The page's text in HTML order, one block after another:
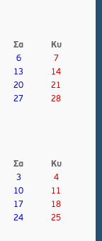
Σα
Κυ
6
7
13
14
20
21
27
28
Σα
Κυ
3
4
10
11
17
18
24
25